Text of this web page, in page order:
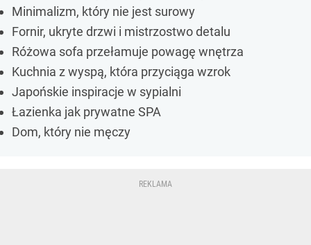
Minimalizm, który nie jest surowy
Fornir, ukryte drzwi i mistrzostwo detalu
Różowa sofa przełamuje powagę wnętrza
Kuchnia z wyspą, która przyciąga wzrok
Japońskie inspiracje w sypialni
Łazienka jak prywatne SPA
Dom, który nie męczy